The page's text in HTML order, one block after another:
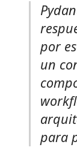
por
un
para